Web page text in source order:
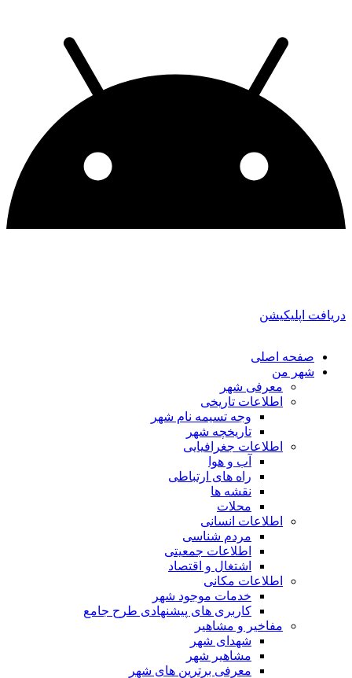
دریافت اپلیکیشن
صفحه اصلی
شهر من
معرفی شهر
اطلاعات تاریخی
وجه تسیمه نام شهر
تاریخچه شهر
اطلاعات جغرافیایی
آب و هوا
راه های ارتباطی
نقشه ها
محلات
اطلاعات انسانی
مردم شناسی
اطلاعات جمعیتی
اشتغال و اقتصاد
اطلاعات مکانی
خدمات موجود شهر
کاربری های پیشنهادی طرح جامع
مفاخیر و مشاهیر
شهدای شهر
مشاهیر شهر
معرفی برترین های شهر